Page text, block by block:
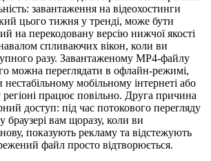
завантаження на відеохостинги
цього тижня у тренді, може бути
на перекодовану версію нижчої якості
спливаючих вікон, коли ви
разу. Завантаженому MP4-файлу
можна переглядати в офлайн-режимі,
нестабільному мобільному інтернеті або
працює повільно. Друга причина
доступ: під час потокового перегляду
браузері вам щоразу, коли ви
показують рекламу та відстежують
файл просто відтворюється.